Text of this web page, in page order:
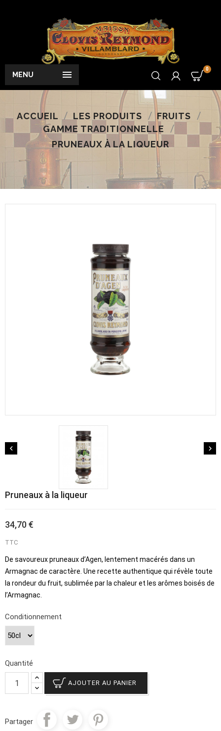

MENU
0
ACCUEIL LES PRODUITS
FRUITS
GAMME TRADITIONNELLE
PRUNEAUX À LA LIQUEUR
 
Pruneaux à la liqueur
34,70 €
TTC
De savoureux pruneaux d’Agen, lentement macérés dans un
Armagnac de caractère. Une recette authentique qui révèle toute
la rondeur du fruit, sublimée par la chaleur et les arômes boisés de
l’Armagnac.
Conditionnement
Quantité
AJOUTER AU PANIER
Partager